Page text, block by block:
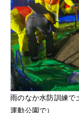
雨のなか水防訓練で
運動公園で）